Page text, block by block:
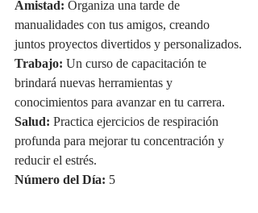
Amistad: Organiza una tarde de
manualidades con tus amigos, creando
juntos proyectos divertidos y personalizados.
Trabajo: Un curso de capacitación te
brindará nuevas herramientas y
conocimientos para avanzar en tu carrera.
Salud: Practica ejercicios de respiración
profunda para mejorar tu concentración y
reducir el estrés.
Número del Día: 5